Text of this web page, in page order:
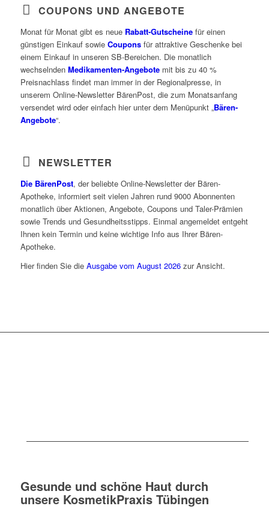
COUPONS UND ANGEBOTE
Monat für Monat gibt es neue Rabatt-Gutscheinefür einen
günstigen Einkauf sowie Couponsfür attraktive Geschenke bei
einem Einkauf in unseren SB-Bereichen. Die monatlich
wechselnden Medikamenten-Angebotemit bis zu 40 %
Preisnachlass findet man immer in der Regionalpresse, in
unserem Online-Newsletter BärenPost, die zum Monatsanfang
versendet wird oder einfach hier unter dem Menüpunkt „Bären-
Angebote“.
NEWSLETTER
Die BärenPost, der beliebte Online-Newsletter der Bären-
Apotheke, informiert seit vielen Jahren rund 9000 Abonnenten
monatlich über Aktionen, Angebote, Coupons und Taler-Prämien
sowie Trends und Gesundheitsstipps. Einmal angemeldet entgeht
Ihnen kein Termin und keine wichtige Info aus Ihrer Bären-
Apotheke.
Hier finden Sie die Ausgabe vom August 2026zur Ansicht.
Gesunde und schöne Haut durch
unsere KosmetikPraxis Tübingen